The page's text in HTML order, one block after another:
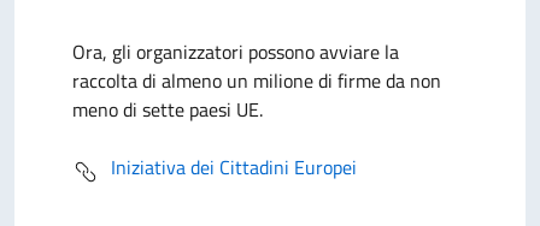
Ora, gli organizzatori possono avviare la
raccoltadi almeno un milione di firme da non
meno di sette paesi UE.
Iniziativa dei Cittadini Europei